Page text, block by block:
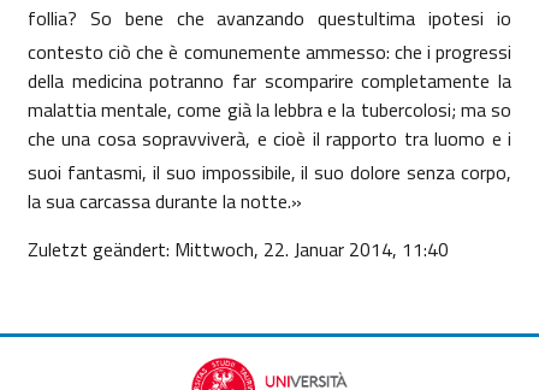
follia? So bene che avanzando questultima ipotesi io
contesto ciò che è comunemente ammesso: che i progressi
della medicina potranno far scomparire completamente la
malattia mentale, come già la lebbra e la tubercolosi; ma so
che una cosa sopravviverà, e cioè il rapporto tra luomo e i
suoi fantasmi, il suo impossibile, il suo dolore senza corpo,
la sua carcassa durante la notte.»
Zuletzt geändert: Mittwoch, 22. Januar 2014, 11:40